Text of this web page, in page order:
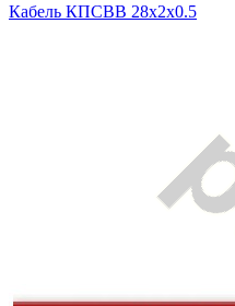
Кабель КПСВВ 28х2х0.5